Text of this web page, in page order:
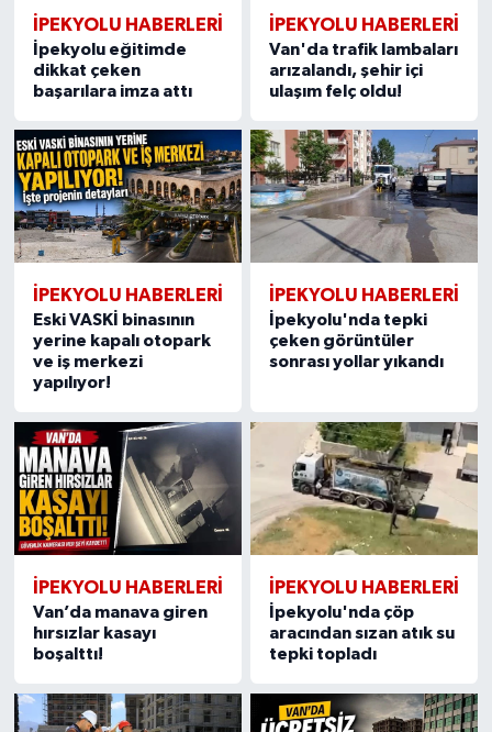
İPEKYOLU HABERLERİ
İpekyolu eğitimde
dikkat çeken
başarılara imza attı
İPEKYOLU HABERLERİ
Van'da trafik lambaları
arızalandı, şehir içi
ulaşım felç oldu!
İPEKYOLU HABERLERİ
Eski VASKİ binasının
yerine kapalı otopark
ve iş merkezi
yapılıyor!
İPEKYOLU HABERLERİ
İpekyolu'nda tepki
çeken görüntüler
sonrası yollar yıkandı
İPEKYOLU HABERLERİ
Van’da manava giren
hırsızlar kasayı
boşalttı!
İPEKYOLU HABERLERİ
İpekyolu'nda çöp
aracından sızan atık su
tepki topladı